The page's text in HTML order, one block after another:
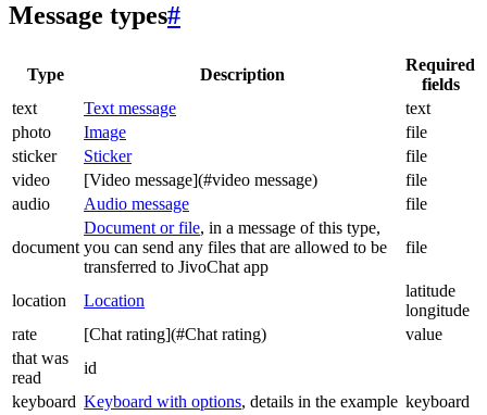
Message types#
Type Description
Required
fields
text
Text message
text
photo
Image
file
sticker
Sticker
file
video
[Video message](#video message)
file
audio
Audio message file
document
Document or file, in a message of this type,
you can send any files that are allowed to be
transferred to JivoChat app
file
location Location
latitude
longitude
rate
[Chat rating](#Chat rating)
value
that was
read
id
keyboard Keyboard with options, details in the example keyboard